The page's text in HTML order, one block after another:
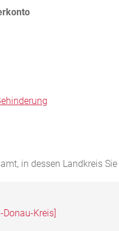
in dessen Landkreis
Kreis]